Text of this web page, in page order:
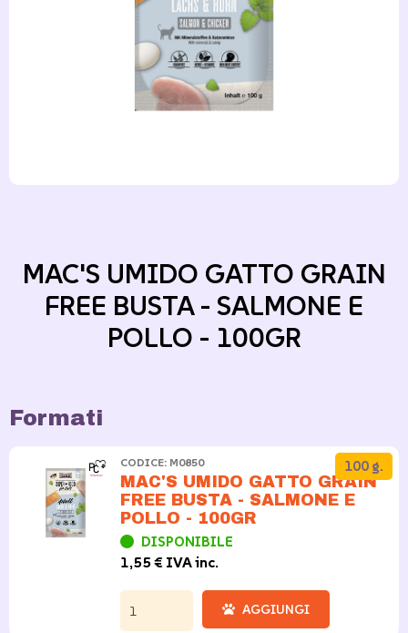
MAC'S UMIDO GATTO GRAIN
FREE BUSTA - SALMONE E
POLLO - 100GR
Formati
CODICE: M0850
MAC'S UMIDO GATTO GRAIN
FREE BUSTA - SALMONE E
POLLO - 100GR
100 g.
DISPONIBILE
1,55 € IVA inc.
AGGIUNGI